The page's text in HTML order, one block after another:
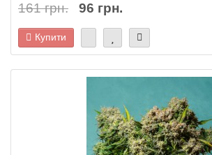
161 грн. 96 грн.
Купити